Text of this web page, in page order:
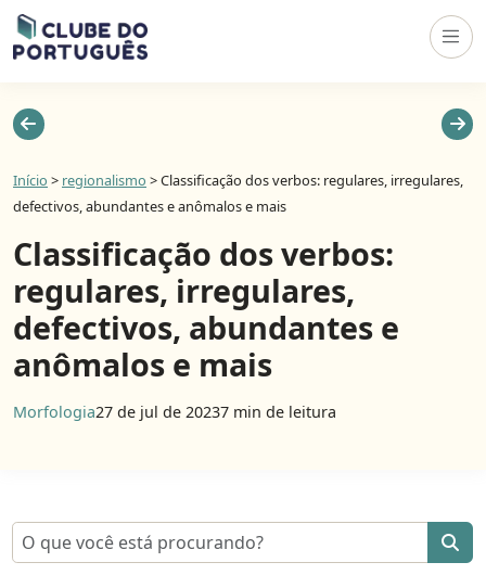
Início > regionalismo >Classificação dos verbos: regulares, irregulares,
defectivos, abundantes e anômalos e mais
Classificação dos verbos:
regulares, irregulares,
defectivos, abundantes e
anômalos e mais
Morfologia27 de jul de 20237 min de leitura
Pesquisar por: